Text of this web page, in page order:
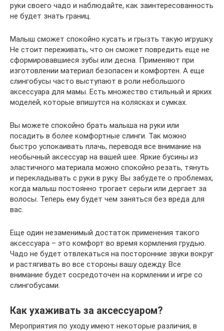
руки своего чадо и наблюдайте, как заинтересованность
не будет знать границ.
Малыш сможет спокойно кусать и грызть такую игрушку.
Не стоит переживать, что он сможет повредить еще не
сформировавшиеся зубы или десна. Применяют при
изготовлении материал безопасен и комфортен. А еще
слингобусы часто выступают в роли небольшого
аксессуара для мамы. Есть множество стильный и ярких
моделей, которые впишутся на колясках и сумках.
Вы можете спокойно брать малыша на руки или
посадить в более комфортные слинги. Так можно
быстро успокаивать плачь, переводя все внимание на
необычный аксессуар на вашей шее. Яркие бусины из
эластичного материала можно спокойно резать, тянуть
и перекладывать с руки в руку. Вы забудете о проблемах,
когда малыш постоянно трогает серьги или дергает за
волосы. Теперь ему будет чем заняться без вреда для
вас.
Еще один незаменимый достаток применения такого
аксессуара – это комфорт во время кормления грудью.
Чадо не будет отвлекаться на посторонние звуки вокруг
и растягивать во все стороны вашу одежду. Все
внимание будет сосредоточен на кормлении и игре со
слингобусами.
Как ухаживать за аксессуаром?
Мероприятия по уходу имеют некоторые различия, в